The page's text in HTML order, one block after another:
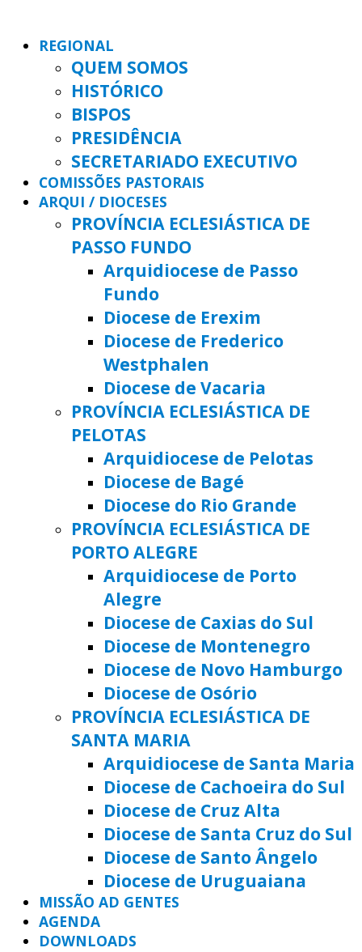
REGIONAL
QUEM SOMOS
HISTÓRICO
BISPOS
PRESIDÊNCIA
SECRETARIADO EXECUTIVO
COMISSÕES PASTORAIS
ARQUI / DIOCESES
PROVÍNCIA ECLESIÁSTICA DE
PASSO FUNDO
Arquidiocese de Passo
Fundo
Diocese de Erexim
Diocese de Frederico
Westphalen
Diocese de Vacaria
PROVÍNCIA ECLESIÁSTICA DE
PELOTAS
Arquidiocese de Pelotas
Diocese de Bagé
Diocese do Rio Grande
PROVÍNCIA ECLESIÁSTICA DE
PORTO ALEGRE
Arquidiocese de Porto
Alegre
Diocese de Caxias do Sul
Diocese de Montenegro
Diocese de Novo Hamburgo
Diocese de Osório
PROVÍNCIA ECLESIÁSTICA DE
SANTA MARIA
Arquidiocese de Santa Maria
Diocese de Cachoeira do Sul
Diocese de Cruz Alta
Diocese de Santa Cruz do Sul
Diocese de Santo Ângelo
Diocese de Uruguaiana
MISSÃO AD GENTES
AGENDA
DOWNLOADS